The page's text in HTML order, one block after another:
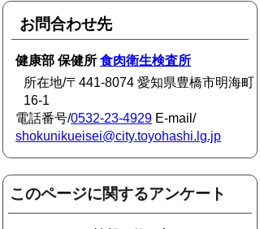
お問合わせ先
健康部 保健所食肉衛生検査所
所在地/〒441-8074 愛知県豊橋市明海町
16-1
電話番号/0532-23-4929 E-mail/
shokunikueisei@city.toyohashi.lg.jp
このページに関するアンケート